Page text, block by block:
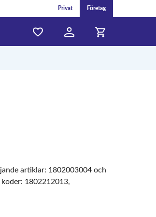
Privat Företag
artiklar: 1802003004 och
1802212013,